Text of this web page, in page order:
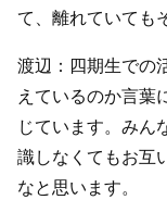
て、離れていても
渡辺：四期生での
えているのか言葉
じています。みん
識しなくてもお互
なと思います。